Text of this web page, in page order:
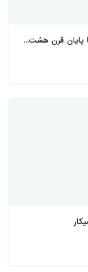
پايان قرن هشت...